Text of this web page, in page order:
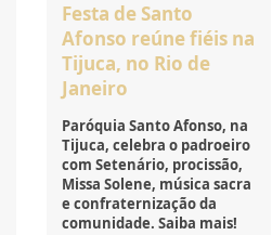
Festa de Santo
Afonso reúne fiéis na
Tijuca, no Rio de
Janeiro
Paróquia Santo Afonso, na
Tijuca, celebra o padroeiro
com Setenário, procissão,
Missa Solene, música sacra
e confraternização da
comunidade. Saiba mais!